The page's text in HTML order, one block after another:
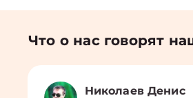
Что о нас говорят
Николаев Денис